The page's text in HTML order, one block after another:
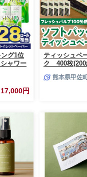
ング1位
ャワー
ンラ 96
配達時間
レット
17,000円
ティッシュペ
ク 400枚(200
ー 生活用品 雑
紙 常備品 ま
ストック 熊
熊本県甲佐